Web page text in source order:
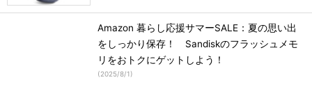
Amazon 暮らし応援サマーSALE：夏の思い出
をしっかり保存！ Sandiskのフラッシュメモ
リをおトクにゲットしよう！
(2025/8/1)